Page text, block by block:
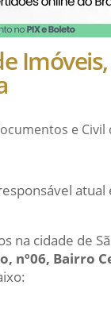
e Civil
atual
cidade de
nº06, Bairro